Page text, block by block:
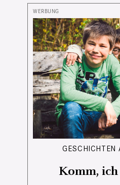
GESCHICHTEN
Komm,